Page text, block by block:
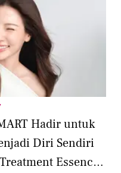
Hadir untuk
Diri Sendiri
Essence